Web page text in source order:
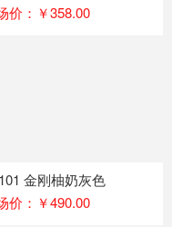
价：￥358.00
金刚柚奶灰色
价：￥490.00